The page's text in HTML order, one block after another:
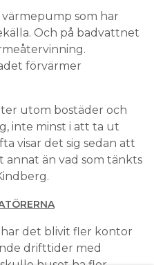
som har
Och på badvattnet
förvärmer
utom bostäder och
inte minst i att ta ut
visar det sig sedan att
än vad som tänkts
det blivit fler kontor
drifttider med